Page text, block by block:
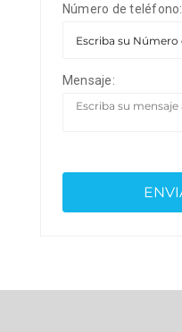
Número de teléfono:
Mensaje: